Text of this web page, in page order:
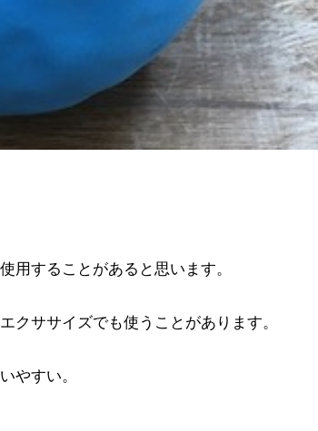
用することがあると思います。
クササイズでも使うことがあります。
やすい。